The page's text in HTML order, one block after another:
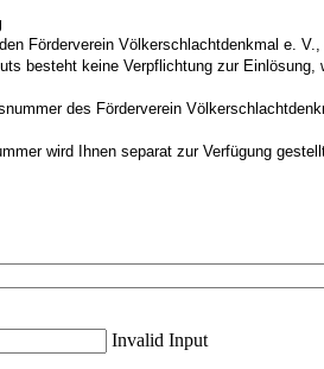
Förderverein Völkerschlachtdenkmal e.
besteht keine Verpflichtung zur Einlösung,
des Förderverein
wird Ihnen separat zur Verfügung
Invalid Input